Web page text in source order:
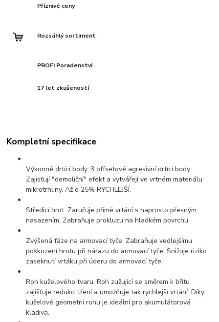
Příznivé ceny
Rozsáhlý sortiment
PROFI Poradenství
17 let zkušeností
Kompletní specifikace
Výkonné drtící body. 3 offsetové agresivní drtící body.
Zajisťují "demoliční" efekt a vytvářejí ve vrtném materiálu
mikrotrhliny. Až o 25% RYCHLEJŠÍ.
Středicí hrot. Zaručuje přímé vrtání s naprosto přesným
nasazením. Zabraňuje prokluzu na hladkém povrchu.
Zvýšená fáze na armovací tyče. Zabraňuje vedlejšímu
poškození hrotu při nárazu do armovací tyče. Snižuje riziko
zaseknutí vrtáku při úderu do armovací tyče.
Roh kuželového tvaru. Roh zužující se směrem k břitu
zajišťuje redukci tření a umožňuje tak rychlejší vrtání. Díky
kuželové geometrii rohu je ideální pro akumulátorová
kladiva.